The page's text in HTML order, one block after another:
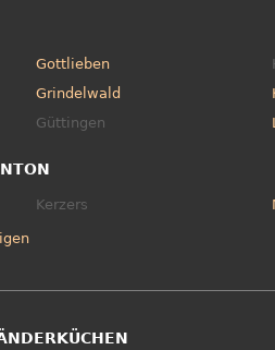
Gottlieben
Grindelwald
Güttingen
Kerzers